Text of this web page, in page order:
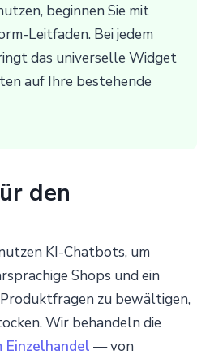
beginnen Sie mit
Leitfaden. Bei jedem
das universelle Widget
auf Ihre bestehende
den
KI-Chatbots, um
Shops und ein
zu bewältigen,
Wir behandeln die
Einzelhandel — von